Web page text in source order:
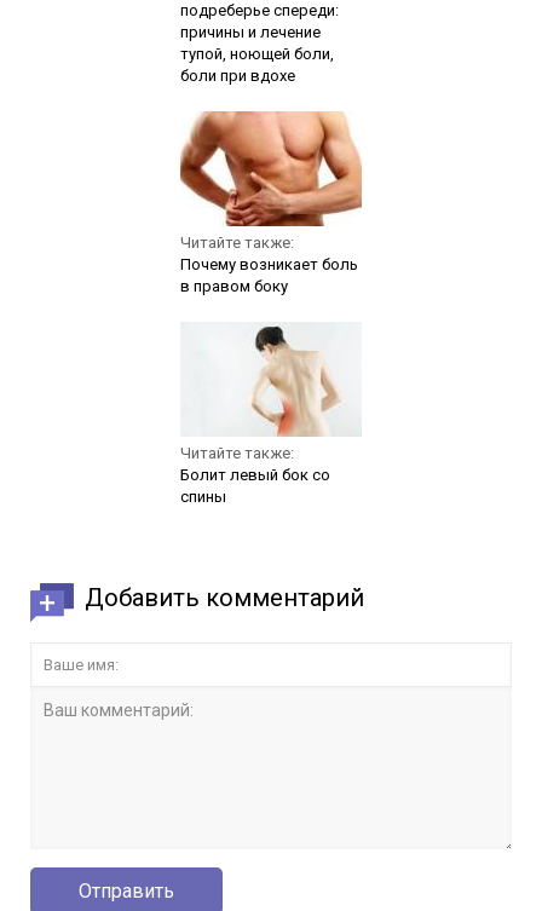
подреберье спереди:
причины и лечение
тупой, ноющей боли,
боли при вдохе
Читайте также:
Почему возникает боль
в правом боку
Читайте также:
Болит левый бок со
спины
Добавить комментарий